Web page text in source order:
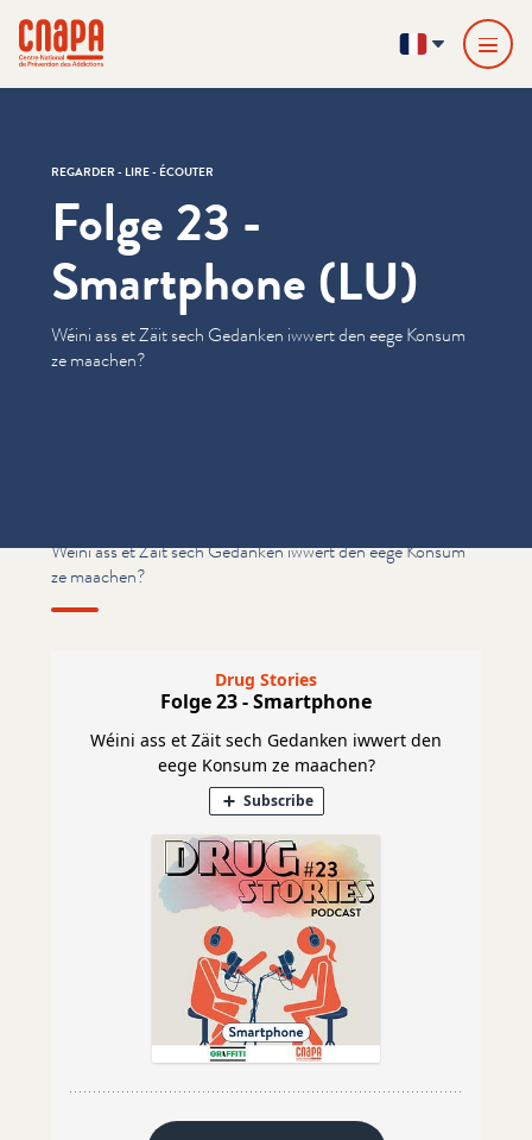
cnapa
FR
REGARDER - LIRE - ÉCOUTER
Folge 23 -
Smartphone (LU)
Wéini ass et Zäit sech Gedanken iwwert den eege Konsum
ze maachen?
Wéini ass et Zäit sech Gedanken iwwert den eege Konsum
ze maachen?